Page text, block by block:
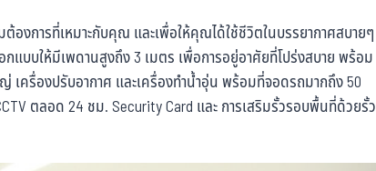
งการที่เหมาะกับคุณ และเพื่อให้คุณได้ใช้ชีวิตในบรรยากาศสบายๆ
บบให้มีเพดานสูงถึง 3 เมตร เพื่อการอยู่อาศัยที่โปร่งสบาย พร้อม
ครื่องปรับอากาศ และเครื่องทำน้ำอุ่น พร้อมที่จอดรถมากถึง 50
ตลอด 24 ชม. Security Card และ การเสริมรั้วรอบพื้นที่ด้วยรั้ว